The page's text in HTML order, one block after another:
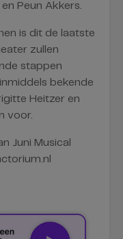
Peun Akkers.
is dit de laatste
zullen
stappen
bekende
Heitzer en
voor.
Juni Musical